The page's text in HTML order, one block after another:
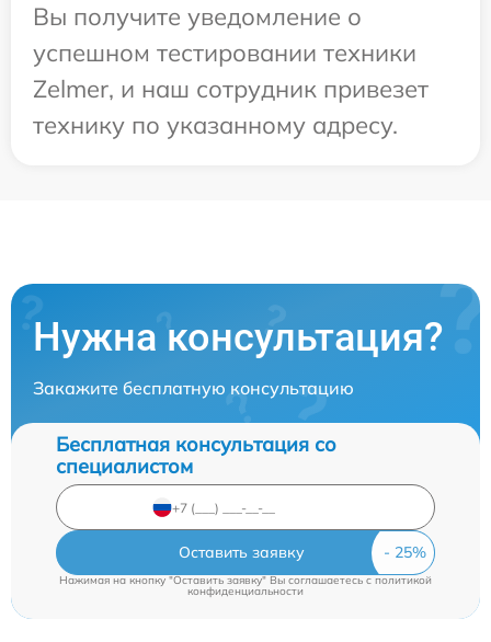
Вы получите уведомление о
успешном тестировании техники
Zelmer, и наш сотрудник привезет
технику по указанному адресу.
Нужна консультация?
Закажите бесплатную консультацию
Бесплатная консультация со
специалистом
Оставить заявку
Нажимая на кнопку "Оставить заявку" Вы соглашаетесь c политикой
конфиденциальности